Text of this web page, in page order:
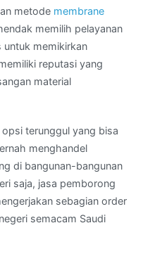
metode membrane
memilih pelayanan
untuk memikirkan
reputasi yang
material
terunggul yang bisa
menghandel
di bangunan-bangunan
saja, jasa pemborong
sebagian order
semacam Saudi